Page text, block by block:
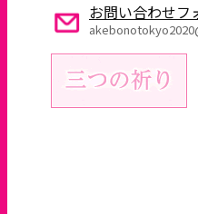
お問い合わせフ